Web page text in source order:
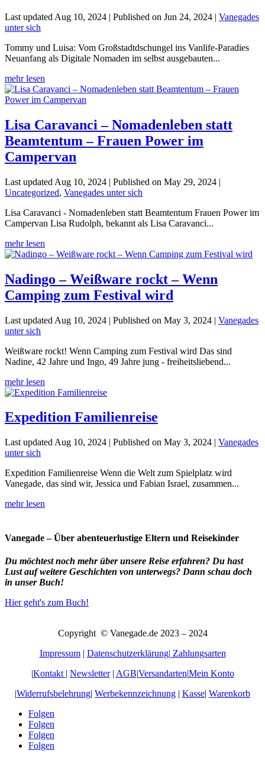
Last updated Aug 10, 2024 | Published on Jun 24, 2024 | Vanegades
unter sich
Tommy und Luisa: Vom Großstadtdschungel ins Vanlife-Paradies
Neuanfang als Digitale Nomaden im selbst ausgebauten...
mehr lesen
Lisa Caravanci – Nomadenleben statt
Beamtentum – Frauen Power im
Campervan
Last updated Aug 10, 2024 | Published on May 29, 2024 |
Uncategorized, Vanegades unter sich
Lisa Caravanci - Nomadenleben statt Beamtentum Frauen Power im
Campervan Lisa Rudolph, bekannt als Lisa Caravanci...
mehr lesen
Nadingo – Weißware rockt – Wenn
Camping zum Festival wird
Last updated Aug 10, 2024 | Published on May 3, 2024 | Vanegades
unter sich
Weißware rockt! Wenn Camping zum Festival wird Das sind
Nadine, 42 Jahre und Ingo, 49 Jahre jung - freiheitsliebend...
mehr lesen
Expedition Familienreise
Last updated Aug 10, 2024 | Published on May 3, 2024 | Vanegades
unter sich
Expedition Familienreise Wenn die Welt zum Spielplatz wird
Vanegade, das sind wir, Jessica und Fabian Israel, zusammen...
mehr lesen
Vanegade – Über abenteuerlustige Eltern und Reisekinder
Du möchtest noch mehr über unsere Reise erfahren? Du hast
Lust auf weitere Geschichten von unterwegs? Dann schau doch
in unser Buch!
Hier geht's zum Buch!
Copyright © Vanegade.de 2023 – 2024
Impressum| Datenschutzerklärung| Zahlungsarten
|Kontakt | Newsletter| AGB|Versandarten|Mein Konto
|Widerrufsbelehrung| Werbekennzeichnung | Kasse| Warenkorb
Folgen
Folgen
Folgen
Folgen